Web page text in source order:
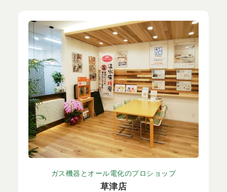
ガス機器とオール電化のプロショップ
草津店